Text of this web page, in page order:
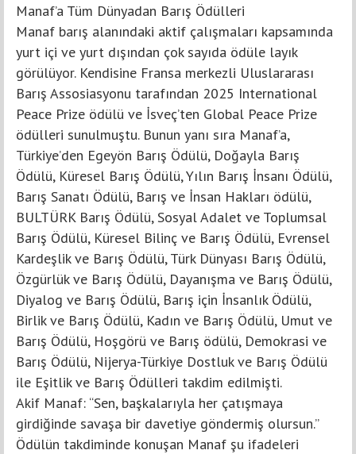
Manaf’a Tüm Dünyadan Barış Ödülleri
Manaf barış alanındaki aktif çalışmaları kapsamında
yurt içi ve yurt dışından çok sayıda ödüle layık
görülüyor. Kendisine Fransa merkezli Uluslararası
Barış Assosiasyonu tarafından 2025 International
Peace Prize ödülü ve İsveç’ten Global Peace Prize
ödülleri sunulmuştu. Bunun yanı sıra Manaf’a,
Türkiye’den Egeyön Barış Ödülü, Doğayla Barış
Ödülü, Küresel Barış Ödülü, Yılın Barış İnsanı Ödülü,
Barış Sanatı Ödülü, Barış ve İnsan Hakları ödülü,
BULTÜRK Barış Ödülü, Sosyal Adalet ve Toplumsal
Barış Ödülü, Küresel Bilinç ve Barış Ödülü, Evrensel
Kardeşlik ve Barış Ödülü, Türk Dünyası Barış Ödülü,
Özgürlük ve Barış Ödülü, Dayanışma ve Barış Ödülü,
Diyalog ve Barış Ödülü, Barış için İnsanlık Ödülü,
Birlik ve Barış Ödülü, Kadın ve Barış Ödülü, Umut ve
Barış Ödülü, Hoşgörü ve Barış ödülü, Demokrasi ve
Barış Ödülü, Nijerya-Türkiye Dostluk ve Barış Ödülü
ile Eşitlik ve Barış Ödülleri takdim edilmişti.
Akif Manaf: “Sen, başkalarıyla her çatışmaya
girdiğinde savaşa bir davetiye göndermiş olursun.”
Ödülün takdiminde konuşan Manaf şu ifadeleri